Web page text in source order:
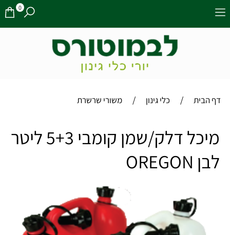
0
דף הבית / כלי גינון / משורי שרשרת
מיכל דלק/שמן קומבי 5+3 ליטר
לבן OREGON